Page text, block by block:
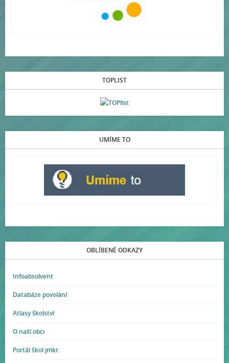
TOPLIST
UMÍME TO
OBLÍBENÉ ODKAZY
Infoabsolvent
Databáze povolání
Atlasy školství
O naší obci
Portál škol jmkr.